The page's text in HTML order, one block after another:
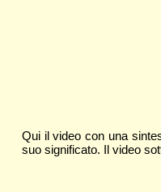
Qui il video con una
suo significato. Il video